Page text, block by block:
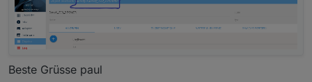
Beste Grüsse paul